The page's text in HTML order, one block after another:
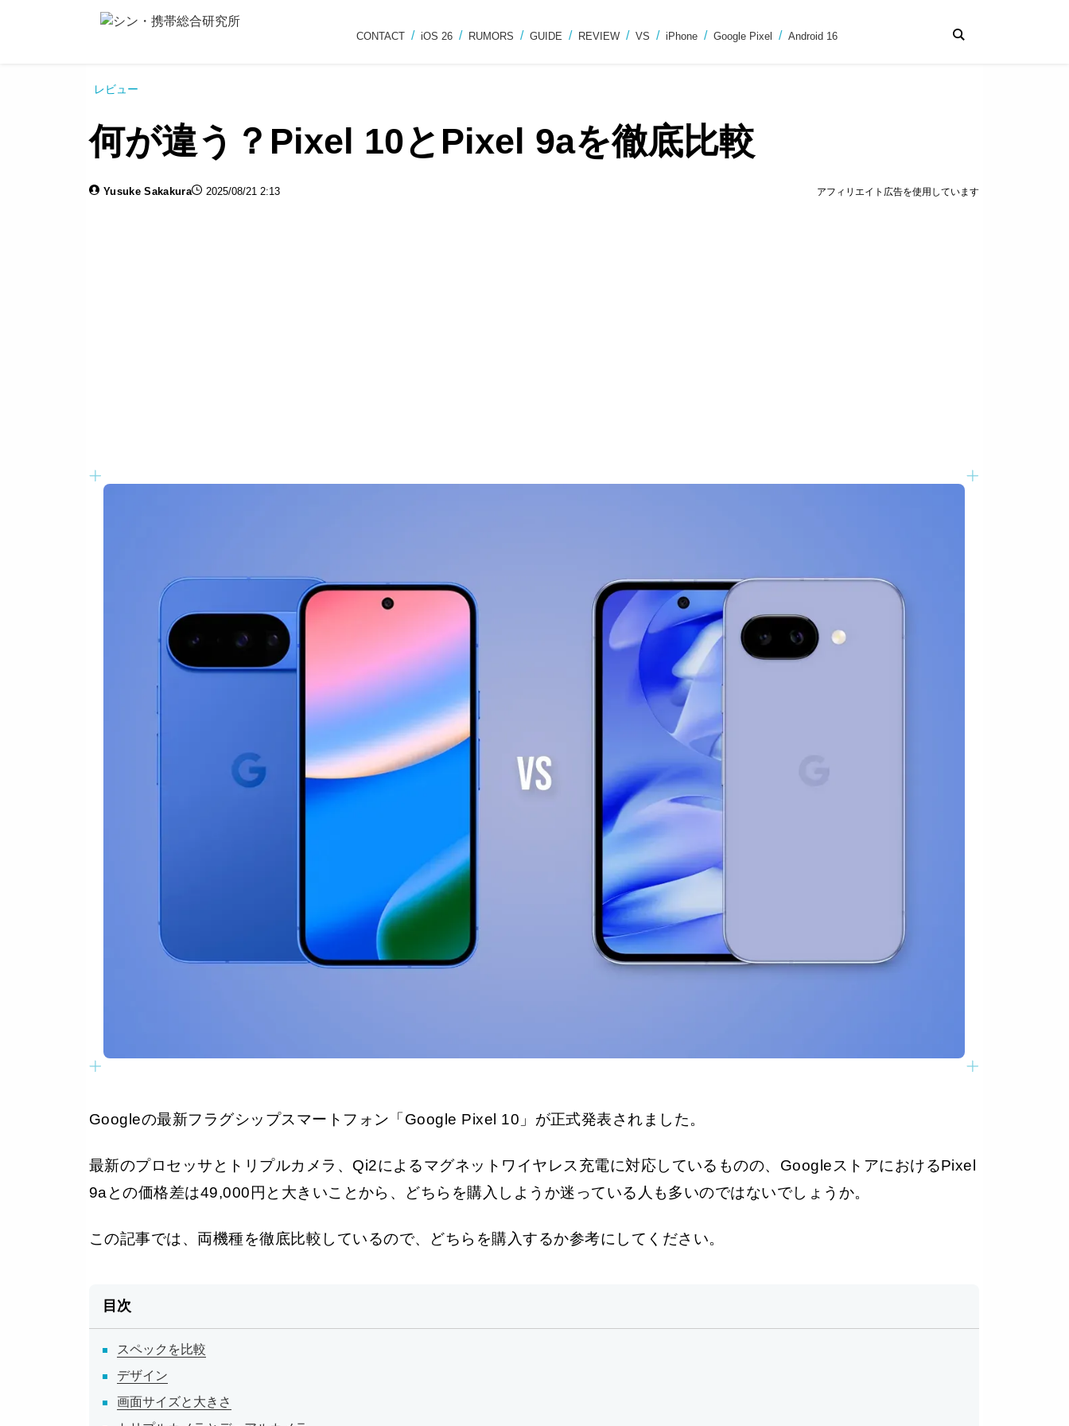
CONTACT iOS 26 RUMORS GUIDE REVIEW VS iPhone Google Pixel Android 16
レビュー
何が違う？Pixel 10とPixel 9aを徹底比較
Yusuke Sakakura 2025/08/21 2:13 アフィリエイト広告を使用しています
Googleの最新フラグシップスマートフォン「Google Pixel 10」が正式発表されました。
最新のプロセッサとトリプルカメラ、Qi2によるマグネットワイヤレス充電に対応しているものの、GoogleストアにおけるPixel
9aとの価格差は49,000円と大きいことから、どちらを購入しようか迷っている人も多いのではないでしょうか。
この記事では、両機種を徹底比較しているので、どちらを購入するか参考にしてください。
目次
スペックを比較
デザイン
画面サイズと大きさ